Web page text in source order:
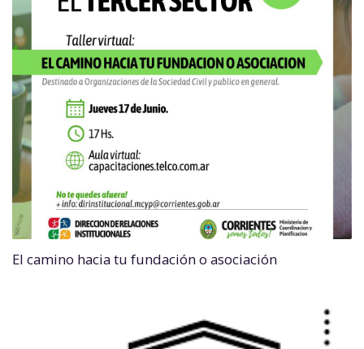
El camino hacia tu fundación o asociación